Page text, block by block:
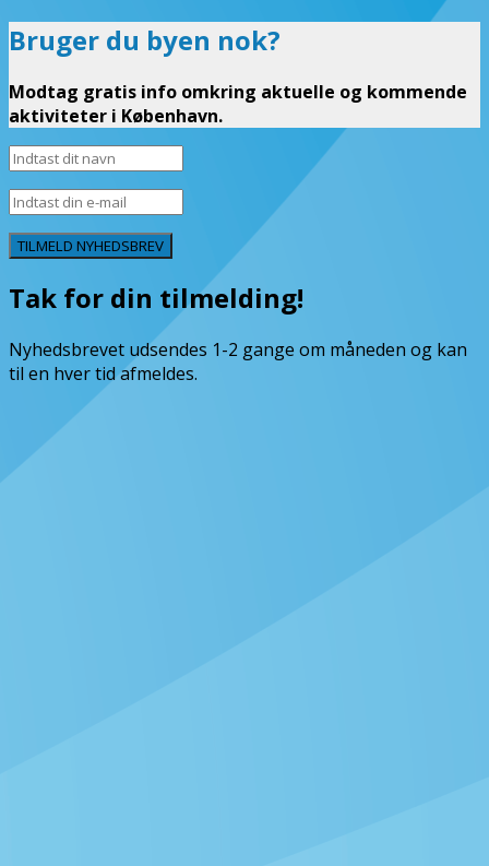
Bruger du byen nok?
Modtag gratis info omkring aktuelle og kommende
aktiviteter i København.
TILMELD NYHEDSBREV
Tak for din tilmelding!
Nyhedsbrevet udsendes 1-2 gange om måneden og kan
til en hver tid afmeldes.